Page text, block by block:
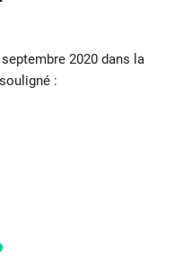
2020 dans la
: